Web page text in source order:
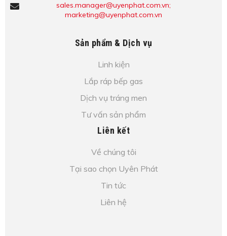
sales.manager@uyenphat.com.vn;
marketing@uyenphat.com.vn
Sản phẩm & Dịch vụ
Linh kiện
Lắp ráp bếp gas
Dịch vụ tráng men
Tư vấn sản phẩm
Liên kết
Về chúng tôi
Tại sao chọn Uyên Phát
Tin tức
Liên hệ